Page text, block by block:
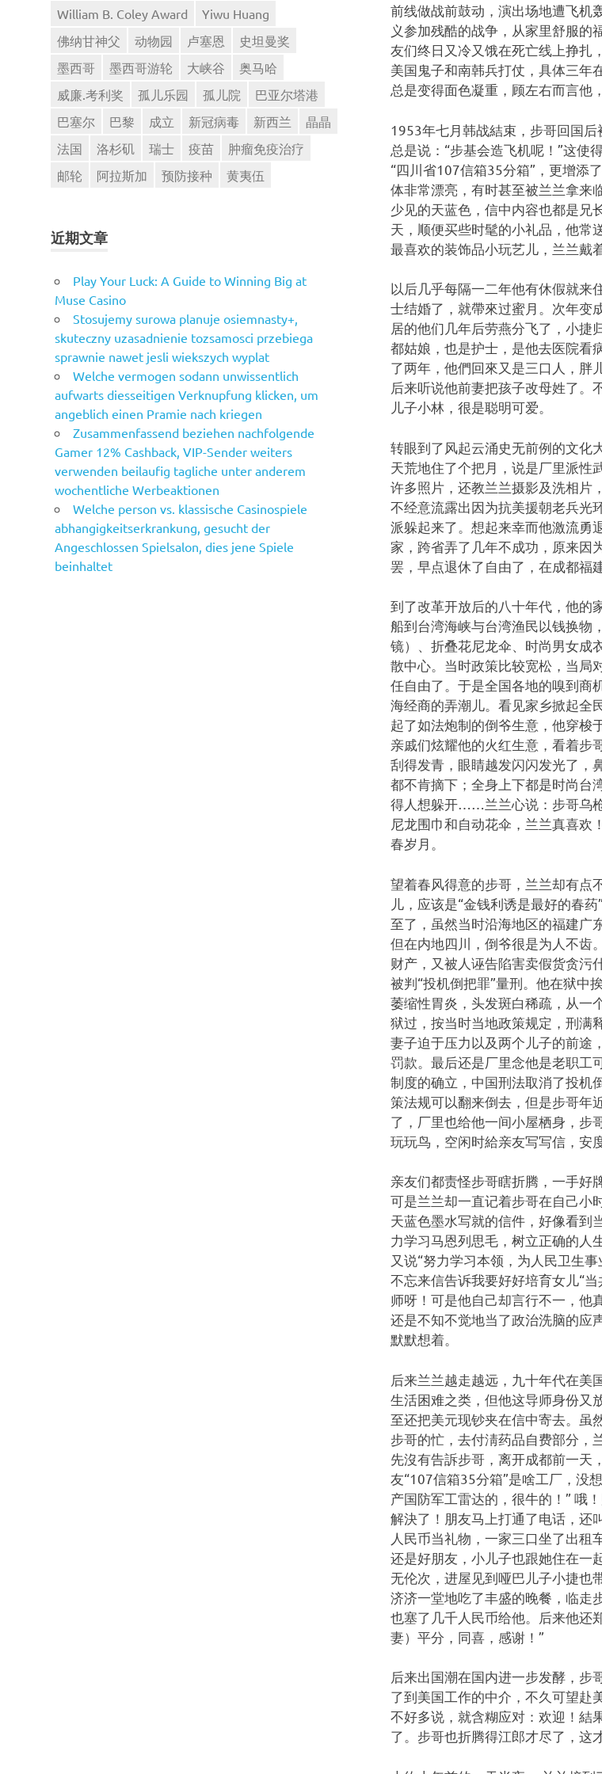
前线做战前鼓动，演出场地遭飞机
义参加残酷的战争，从家里舒服的
友们终日又冷又饿在死亡线上挣扎
美国鬼子和南韩兵打仗，具体三年
总是变得面色凝重，顾左右而言他
1953年七月韩战結束，步哥回国
总是说：“步基会造飞机呢！”这使
“四川省107信箱35分箱”，更增添
体非常漂亮，有时甚至被兰兰拿来
少见的天蓝色，信中内容也都是兄
天，顺便买些时髦的小礼品，他常
最喜欢的装饰品小玩艺儿，兰兰戴
以后几乎每隔一二年他有休假就来
士结婚了，就帶來过蜜月。次年变
居的他们几年后劳燕分飞了，小捷
都姑娘，也是护士，是他去医院看
了两年，他們回來又是三口人，胖
后来听说他前妻把孩子改母姓了。
儿子小林，很是聪明可爱。
转眼到了风起云涌史无前例的文化
天荒地住了个把月，说是厂里派性
许多照片，还教兰兰摄影及洗相片
不经意流露出因为抗美援朝老兵光
派躲起来了。想起来幸而他激流勇
家，跨省弄了几年不成功，原来因
罢，早点退休了自由了，在成都福
到了改革开放后的八十年代，他的
船到台湾海峡与台湾渔民以钱换物
镜）、折叠花尼龙伞、时尚男女成
散中心。当时政策比较宽松，当局
任自由了。于是全国各地的嗅到商
海经商的弄潮儿。看见家乡掀起全
起了如法炮制的倒爷生意，他穿
亲戚们炫耀他的火红生意，看着步
刮得发青，眼睛越发闪闪发光了，
都不肯摘下；全身上下都是时尚台
得人想躲开……兰兰心说：步哥乌
尼龙围巾和自动花伞，兰兰真喜欢
春岁月。
望着春风得意的步哥，兰兰却有点
儿，应该是“金钱利诱是最好的春
至了，虽然当时沿海地区的福建广
但在内地四川，倒爷很是为人不齿
财产，又被人诬告陷害卖假货贪污
被判“投机倒把罪”量刑。他在狱中
萎缩性胃炎，头发斑白稀疏，从一
狱过，按当时当地政策规定，刑满
妻子迫于压力以及两个儿子的前途
罚款。最后还是厂里念他是老职工
制度的确立，中国刑法取消了投机
策法规可以翻来倒去，但是步哥年
了，厂里也给他一间小屋栖身，步
玩玩鸟，空闲时給亲友写写信，安
亲友们都责怪步哥瞎折腾，一手好
可是兰兰却一直记着步哥在自己小
天蓝色墨水写就的信件，好像看到
力学习马恩列思毛，树立正确的人
又说“努力学习本领，为人民卫生
不忘来信告诉我要好好培育女儿“
师呀！可是他自己却言行不一，他
还是不知不觉地当了政治洗脑的应
默默想着。
后来兰兰越走越远，九十年代在美
生活困难之类，但他这导师身份又
至还把美元现钞夹在信中寄去。虽
步哥的忙，去付淸药品自费部分，
先沒有告訴步哥，离开成都前一天
友“107信箱35分箱”是啥工厂，没
产国防军工雷达的，很牛的！” 哦
解決了！朋友马上打通了电话，还
人民币当礼物，一家三口坐了出
还是好朋友，小儿子也跟她住在一
无伦次，进屋见到哑巴儿子小捷也
济济一堂地吃了丰盛的晚餐，临走
也塞了几千人民币给他。后来他还
妻）平分，同喜，感谢！”
后来出国潮在国内进一步发酵，步
了到美国工作的中介，不久可望赴
不好多说，就含糊应对：欢迎！結
了。步哥也折腾得江郎才尽了，这
William B. Coley Award
Yiwu Huang
佛纳甘神父
动物园 卢塞恩
史坦曼奖
墨西哥
墨西哥游轮 大峡谷
奥马哈
威廉.考利奖
孤儿乐园 孤儿院
巴亚尔塔港
巴塞尔
巴黎 成立 新冠病毒 新西兰
晶晶
法国
洛杉矶 瑞士 疫苗
肿瘤免疫治疗
邮轮
阿拉斯加 预防接种 黄夷伍
近期文章
Play Your Luck: A Guide to Winning Big at
Muse Casino
Stosujemy surowa planuje osiemnasty+,
skuteczny uzasadnienie tozsamosci przebiega
sprawnie nawet jesli wiekszych wyplat
Welche vermogen sodann unwissentlich
aufwarts diesseitigen Verknupfung klicken, um
angeblich einen Pramie nach kriegen
Zusammenfassend beziehen nachfolgende
Gamer 12% Cashback, VIP-Sender weiters
verwenden beilaufig tagliche unter anderem
wochentliche Werbeaktionen
Welche person vs. klassische Casinospiele
abhangigkeitserkrankung, gesucht der
Angeschlossen Spielsalon, dies jene Spiele
beinhaltet